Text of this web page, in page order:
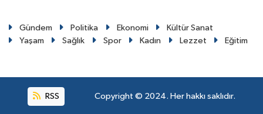
Gündem Politika Ekonomi
Kültür Sanat
Yaşam
Sağlık Spor Kadın Lezzet Eğitim
RSS Copyright © 2024. Her hakkı saklıdır.